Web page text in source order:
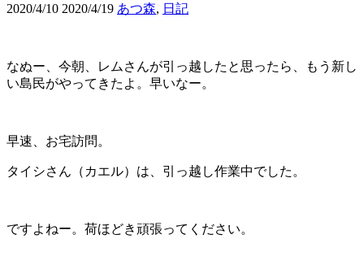
2020/4/10 2020/4/19 あつ森, 日記
なぬー、今朝、レムさんが引っ越したと思ったら、もう新し
い島民がやってきたよ。早いなー。
早速、お宅訪問。
タイシさん（カエル）は、引っ越し作業中でした。
ですよねー。荷ほどき頑張ってください。